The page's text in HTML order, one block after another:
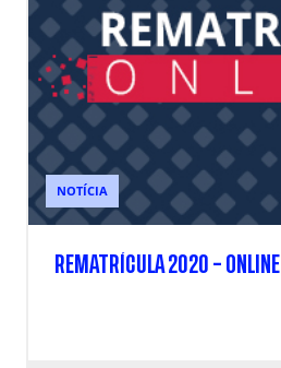
NOTÍCIA
REMATRÍCULA 2020 – ONLINE